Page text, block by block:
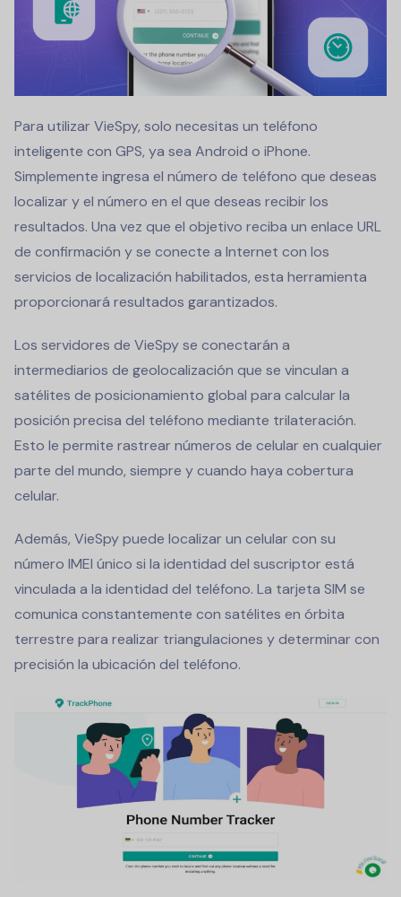
Para utilizar VieSpy, solo necesitas un teléfono
inteligente con GPS, ya sea Android o iPhone.
Simplemente ingresa el número de teléfono que deseas
localizar y el número en el que deseas recibir los
resultados. Una vez que el objetivo reciba un enlace URL
de confirmación y se conecte a Internet con los
servicios de localización habilitados, esta herramienta
proporcionará resultados garantizados.
Los servidores de VieSpy se conectarán a
intermediarios de geolocalización que se vinculan a
satélites de posicionamiento global para calcular la
posición precisa del teléfono mediante trilateración.
Esto le permite rastrear números de celular en cualquier
parte del mundo, siempre y cuando haya cobertura
celular.
Además, VieSpy puede localizar un celular con su
número IMEI único si la identidad del suscriptor está
vinculada a la identidad del teléfono. La tarjeta SIM se
comunica constantemente con satélites en órbita
terrestre para realizar triangulaciones y determinar con
precisión la ubicación del teléfono.